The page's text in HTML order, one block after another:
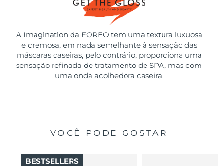
A Imagination da FOREO tem uma textura luxuosa
e cremosa, em nada semelhante à sensação das
máscaras caseiras, pelo contrário, proporciona uma
sensação refinada de tratamento de SPA, mas com
uma onda acolhedora caseira.
VOCÊ PODE GOSTAR
BESTSELLERS